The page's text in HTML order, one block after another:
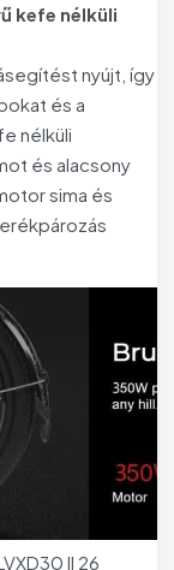
kefe nélküli
nyújt, így
és a
nélküli
és alacsony
sima és
II 26